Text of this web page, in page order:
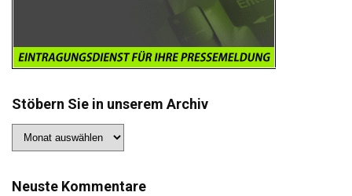
Stöbern Sie in unserem Archiv
Sie
Archiv
Neuste Kommentare